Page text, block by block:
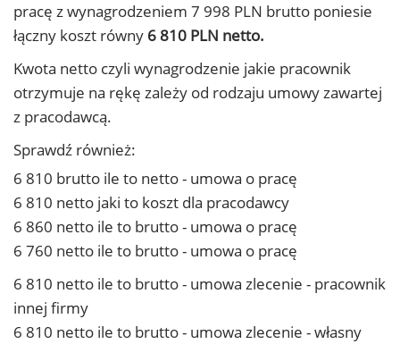
pracę z wynagrodzeniem 7 998 PLN brutto poniesie
łączny koszt równy 6 810 PLN netto.
Kwota netto czyli wynagrodzenie jakie pracownik
otrzymuje na rękę zależy od rodzaju umowy zawartej
z pracodawcą.
Sprawdź również:
6 810 brutto ile to netto - umowa o pracę
6 810 netto jaki to koszt dla pracodawcy
6 860 netto ile to brutto - umowa o pracę
6 760 netto ile to brutto - umowa o pracę
6 810 netto ile to brutto - umowa zlecenie - pracownik
innej firmy
6 810 netto ile to brutto - umowa zlecenie - własny